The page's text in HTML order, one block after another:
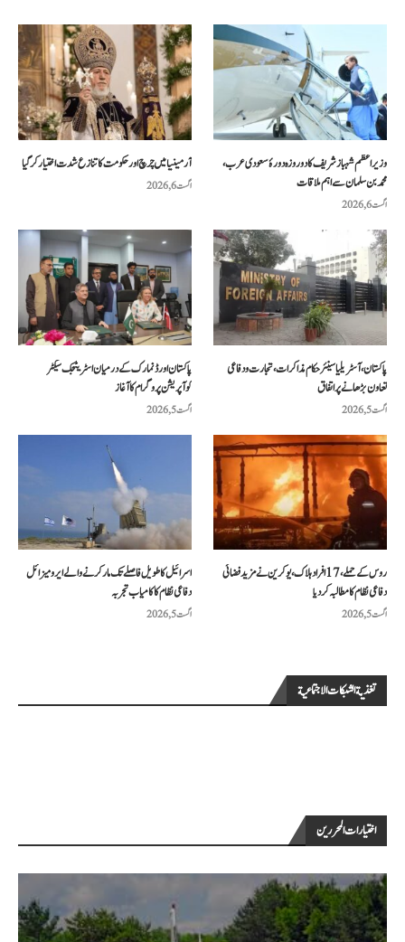
آرمینیا میں چرچ اور حکومت کا تنازع شدت اختیار کر گیا
اگست 6, 2026
وزیراعظم شہباز شریف کا دو روزہ دورۂ سعودی عرب،
محمد بن سلمان سے اہم ملاقات
اگست 6, 2026
پاکستان اور ڈنمارک کے درمیان اسٹریٹجک سیکٹر
کوآپریشن پروگرام کا آغاز
اگست 5, 2026
پاکستان، آسٹریلیا سینئر حکام مذاکرات، تجارت و دفاعی
تعاون بڑھانے پر اتفاق
اگست 5, 2026
اسرائیل کا طویل فاصلے تک مار کرنے والے ایرو میزائل
دفاعی نظام کا کامیاب تجربہ
اگست 5, 2026
روس کے حملے، 17 افراد ہلاک، یوکرین نے مزید فضائی
دفاعی نظام کا مطالبہ کر دیا
اگست 5, 2026
تغذية الشبكات الاجتماعية
اختيارات المحررين